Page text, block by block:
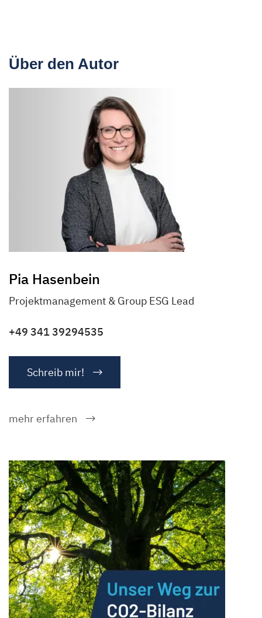
Über den Autor
Pia Hasenbein
Projektmanagement & Group ESG Lead
+49 341 39294535
Schreib mir!
mehr erfahren